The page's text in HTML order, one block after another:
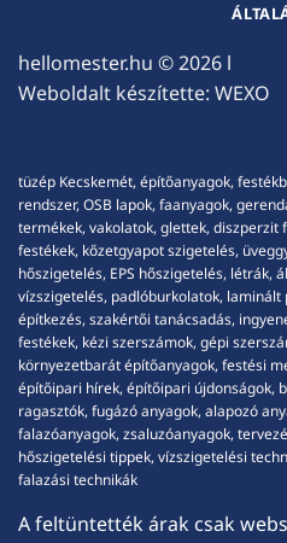
hellomester.hu © 2026 l
Weboldalt készítette: WEXO
tüzép Kecskemét, építőanyagok,
rendszer, OSB lapok, faanyagok,
termékek, vakolatok, glettek, diszperzit
festékek, kőzetgyapot szigetelés,
hőszigetelés, EPS hőszigetelés, létrák,
vízszigetelés, padlóburkolatok,
építkezés, szakértői tanácsadás,
festékek, kézi szerszámok, gépi
környezetbarát építőanyagok, festési
építőipari hírek, építőipari újdonságok,
ragasztók, fugázó anyagok, alapozó
falazóanyagok, zsaluzóanyagok,
hőszigetelési tippek, vízszigetelési
falazási technikák
A feltüntették árak csak